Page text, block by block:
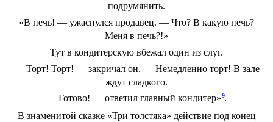
подрумянить.
«В печь! — ужаснулся продавец. — Что? В какую печь?
Меня в печь?!»
Тут в кондитерскую вбежал один из слуг.
— Торт! Торт! — закричал он. — Немедленно торт! В зале
ждут сладкого.
— Готово! — ответил главный кондитер» 9.
В знаменитой сказке «Три толстяка» действие под конец